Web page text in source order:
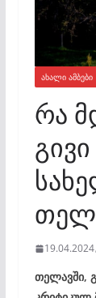
ᲐᲮᲐᲚᲘ ᲐᲛᲑᲔᲑᲘ
რა
19.04.2024
თელავში,